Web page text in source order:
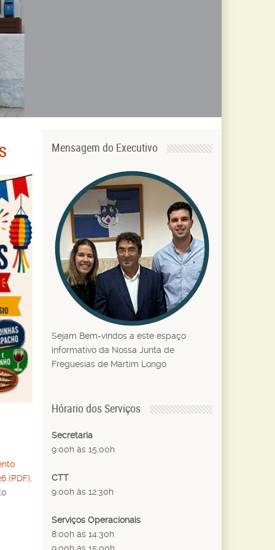
(PDF);
Mensagem do Executivo
Sejam Bem-vindos a este espaço
informativo da Nossa Junta de
Freguesias de Martim Longo
Hórario dos Serviços
Secretaria
9:00h às 15:00h
CTT
9:00h às 12:30h
Serviços Operacionais
8:00h às 14:30h